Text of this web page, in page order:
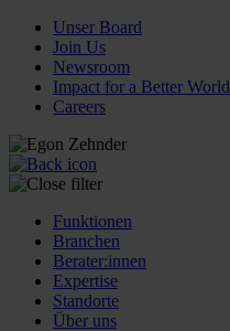
Unser Board
Join Us
Newsroom
Impact for a Better World
Careers
Funktionen
Branchen
Berater:innen
Expertise
Standorte
Über uns